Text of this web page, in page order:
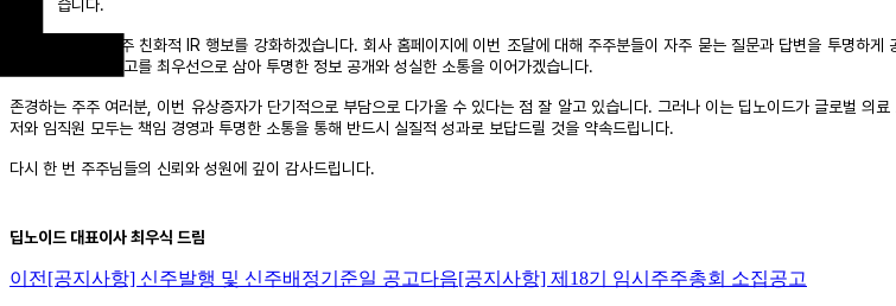
습니다.
아울러 당사는 주주 친화적 IR 행보를 강화하겠습니다. 회사 홈페이지에 이번 조달에 대해 주주분들이 자주 묻는 질문과 답변을 투명하
니다. 주주가치 제고를 최우선으로 삼아 투명한 정보 공개와 성실한 소통을 이어가겠습니다.
존경하는 주주 여러분, 이번 유상증자가 단기적으로 부담으로 다가올 수 있다는 점 잘 알고 있습니다. 그러나 이는 딥노이드가 글로벌 의
저와 임직원 모두는 책임 경영과 투명한 소통을 통해 반드시 실질적 성과로 보답드릴 것을 약속드립니다.
다시 한 번 주주님들의 신뢰와 성원에 깊이 감사드립니다.
딥노이드 대표이사 최우식 드림
이전 [공지사항] 신주발행 및 신주배정기준일 공고다음[공지사항] 제18기 임시주주총회 소집공고